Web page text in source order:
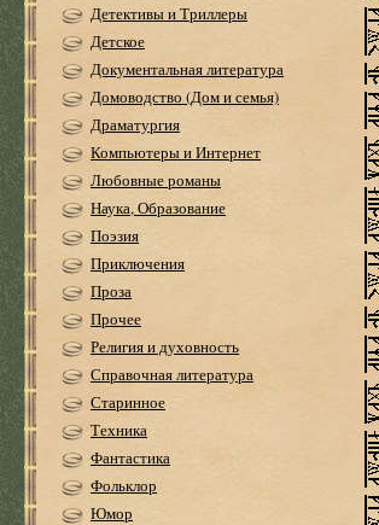
Детективы и Триллеры
Детское
Документальная литература
Домоводство (Дом и семья)
Драматургия
Компьютеры и Интернет
Любовные романы
Наука, Образование
Поэзия
Приключения
Проза
Прочее
Религия и духовность
Справочная литература
Старинное
Техника
Фантастика
Фольклор
Юмор